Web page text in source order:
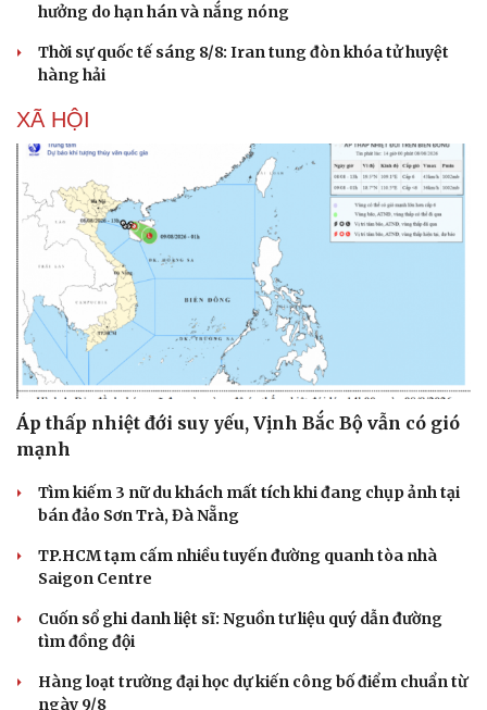
hưởng do hạn hán và nắng nóng
Thời sự quốc tế sáng 8/8: Iran tung đòn khóa tử huyệt
hàng hải
XÃ HỘI
Áp thấp nhiệt đới suy yếu, Vịnh Bắc Bộ vẫn có gió
mạnh
Tìm kiếm 3 nữ du khách mất tích khi đang chụp ảnh tại
bán đảo Sơn Trà, Đà Nẵng
TP.HCM tạm cấm nhiều tuyến đường quanh tòa nhà
Saigon Centre
Cuốn sổ ghi danh liệt sĩ: Nguồn tư liệu quý dẫn đường
tìm đồng đội
Hàng loạt trường đại học dự kiến công bố điểm chuẩn từ
ngày 9/8